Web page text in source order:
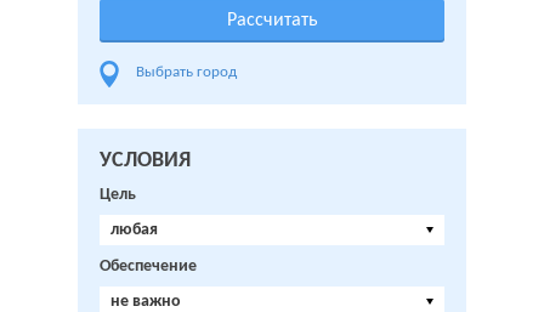
Выбрать город
УСЛОВИЯ
Цель
любая
Обеспечение
не важно